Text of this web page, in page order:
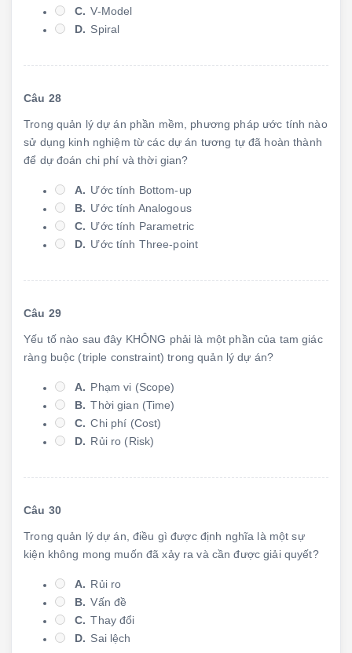
C. V-Model
D. Spiral
Câu 28
Trong quản lý dự án phần mềm, phương pháp ước tính nào
sử dụng kinh nghiệm từ các dự án tương tự đã hoàn thành
để dự đoán chi phí và thời gian?
A. Ước tính Bottom-up
B. Ước tính Analogous
C. Ước tính Parametric
D. Ước tính Three-point
Câu 29
Yếu tố nào sau đây KHÔNG phải là một phần của tam giác
ràng buộc (triple constraint) trong quản lý dự án?
A. Phạm vi (Scope)
B. Thời gian (Time)
C. Chi phí (Cost)
D. Rủi ro (Risk)
Câu 30
Trong quản lý dự án, điều gì được định nghĩa là một sự
kiện không mong muốn đã xảy ra và cần được giải quyết?
A. Rủi ro
B. Vấn đề
C. Thay đổi
D. Sai lệch